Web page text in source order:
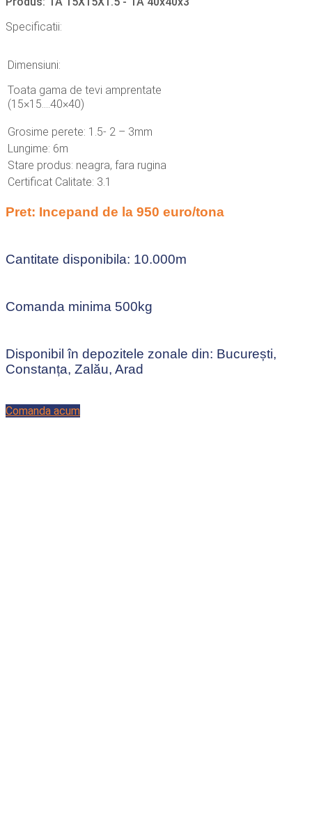
Specificatii:
Dimensiuni:
Toata gama de tevi amprentate
(15×15….40×40)
Grosime perete: 1.5- 2 – 3mm
Lungime: 6m
Stare produs: neagra, fara rugina
Certificat Calitate: 3.1
Pret: Incepand de la 950 euro/tona
Cantitate disponibila: 10.000m
Comanda minima 500kg
Disponibil în depozitele zonale din: București,
Constanța, Zalău, Arad
Comanda acum